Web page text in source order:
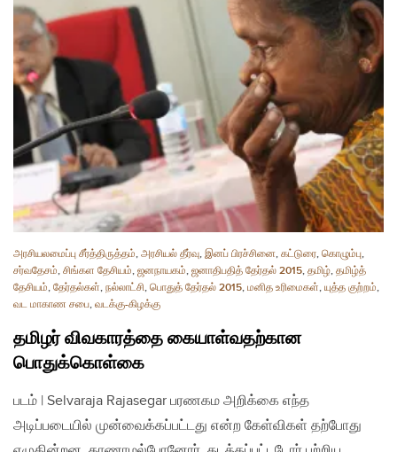
அரசியலமைப்பு சீர்த்திருத்தம், அரசியல் தீர்வு, இனப் பிரச்சினை, கட்டுரை, கொழும்பு,
சர்வதேசம், சிங்கள தேசியம், ஜனநாயகம், ஜனாதிபதித் தேர்தல் 2015, தமிழ், தமிழ்த்
தேசியம், தேர்தல்கள், நல்லாட்சி, பொதுத் தேர்தல் 2015, மனித உரிமைகள், யுத்த குற்றம்,
வட மாகாண சபை, வடக்கு-கிழக்கு
தமிழர் விவகாரத்தை கையாள்வதற்கான
பொதுக்கொள்கை
படம் | Selvaraja Rajasegar பரணகம அறிக்கை எந்த
அடிப்படையில் முன்வைக்கப்பட்டது என்ற கேள்விகள் தற்போது